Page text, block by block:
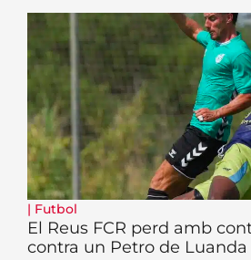
| Futbol
El Reus FCR perd amb
contra un Petro de